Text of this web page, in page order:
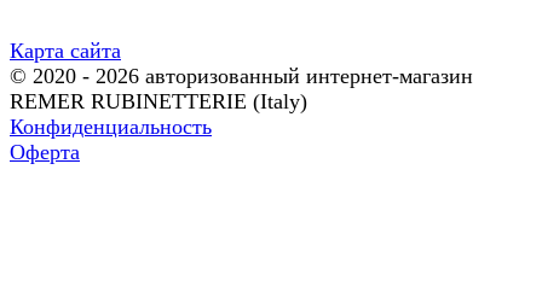
Карта сайта
© 2020 - 2026 авторизованный интернет-магазин
REMER RUBINETTERIE (Italy)
Конфиденциальность
Оферта